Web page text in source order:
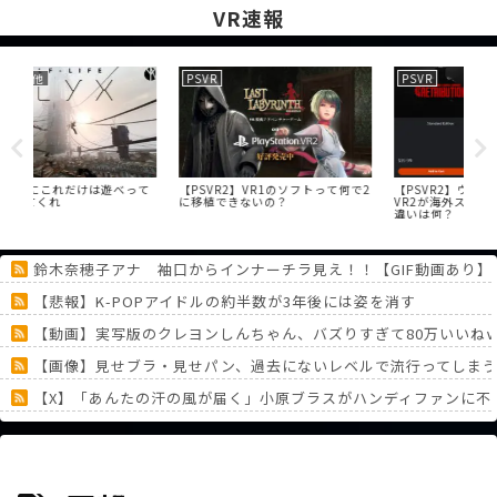
VR速報
PSVR
【PSVR2】VR1のソフトって何で2
に移植できないの？
【PSVR2】ウォーキングデッド
VR2が海外ストアに2種あるけど、
鈴木奈穂子アナ 袖口からインナーチラ見え！！【GIF動画あり】
【悲報】K-POPアイドルの約半数が3年後には姿を消す
【動画】実写版のクレヨンしんちゃん、バズりすぎて80万いいね
【画像】見せブラ・見せパン、過去にないレベルで流行ってしま
【X】「あんたの汗の風が届く」小原ブラスがハンディファンに
▲エッヂボートレース部に新たな伝説が生まれるwww